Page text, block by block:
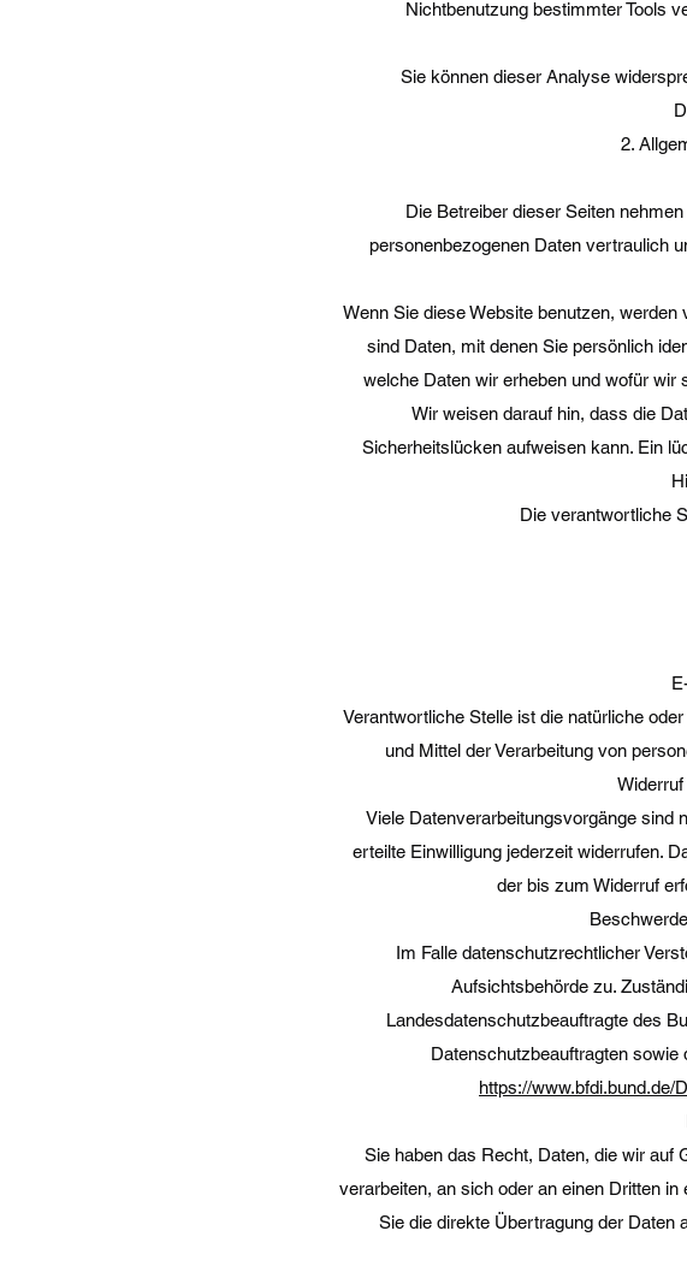
Nichtbenutzung bestimmter Tools
Sie können dieser Analyse
2.
Die Betreiber dieser Seiten
personenbezogenen Daten vertraulich
Wenn Sie diese Website benutzen,
sind Daten, mit denen Sie persönlich
welche Daten wir erheben und wofür
Wir weisen darauf hin, dass die
Sicherheitslücken aufweisen kann. Ein
Die verantwortliche
Verantwortliche Stelle ist die natürliche
und Mittel der Verarbeitung von
Viele Datenverarbeitungsvorgänge sind
erteilte Einwilligung jederzeit widerrufen.
der bis zum Widerruf
Im Falle datenschutzrechtlicher
Aufsichtsbehörde zu.
Landesdatenschutzbeauftragte des
Datenschutzbeauftragten sowie
https://www.bfdi.bund.de/
Sie haben das Recht, Daten, die wir auf
verarbeiten, an sich oder an einen Dritten
Sie die direkte Übertragung der Daten